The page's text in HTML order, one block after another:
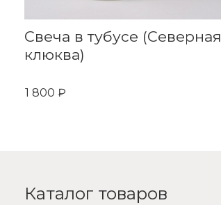
Свеча в тубусе (Северная
клюква)
1 800 ₽
Каталог товаров